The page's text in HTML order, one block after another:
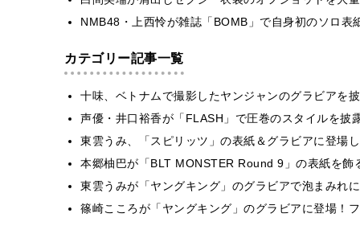
NMB48・上西怜が雑誌「BOMB」で自身初のソロ
カテゴリー記事一覧
十味、ベトナムで撮影したヤンジャンのグラビアを
声優・井口裕香が「FLASH」で圧巻のスタイルを
東雲うみ、「スピリッツ」の表紙＆グラビアに登場
本郷柚巴が「BLT MONSTER Round 9」の表紙を
東雲うみが「ヤングキング」のグラビアで泡まみれ
篠崎こころが「ヤングキング」のグラビアに登場！